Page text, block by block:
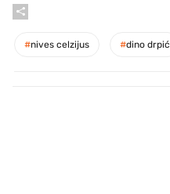
#nives celzijus #dino drpić